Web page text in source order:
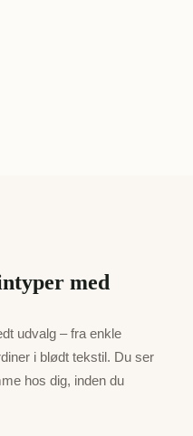
med
udvalg – fra enkle
i blødt tekstil. Du ser
hos dig, inden du